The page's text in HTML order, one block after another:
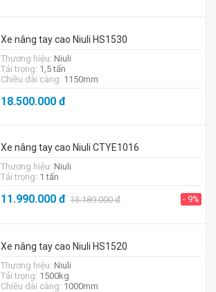
Xe nâng tay cao Niuli HS1530
Thương hiệu: Niuli
Tải trọng: 1,5 tấn
Chiều dài càng: 1150mm
18.500.000đ
Xe nâng tay cao Niuli CTYE1016
Thương hiệu: Niuli
Tải trọng: 1 tấn
11.990.000đ 13.189.000đ - 9%
Xe nâng tay cao Niuli HS1520
Thương hiệu: Niuli
Tải trọng: 1500kg
Chiều dài càng: 1000mm